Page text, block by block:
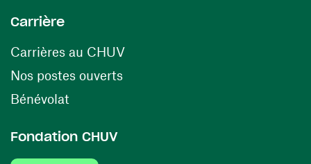
Carrière
Carrières au CHUV(ouvre une nouvelle fenêtre)
Nos postes ouverts(ouvre une nouvelle fenêtre)
Bénévolat
Fondation CHUV